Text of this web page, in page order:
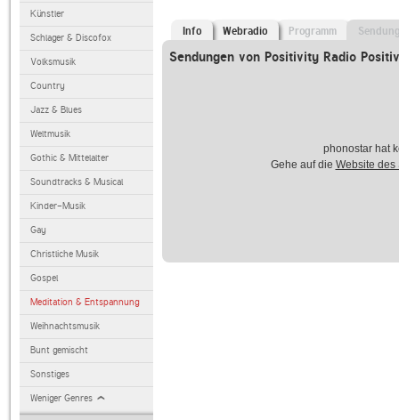
Künstler
Schlager & Discofox
Volksmusik
Country
Jazz & Blues
Weltmusik
Gothic & Mittelalter
Soundtracks & Musical
Kinder-Musik
Gay
Christliche Musik
Gospel
Meditation & Entspannung
Weihnachtsmusik
Bunt gemischt
Sonstiges
Weniger Genres
Info Webradio Programm
Sendungen von Positivity Radio
phonostar hat
Gehe auf die Website des